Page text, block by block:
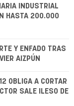
INDUSTRIAL
HASTA 200.000
Y ENFADO TRAS
AIZPÚN
OBLIGA A CORTAR
SALE ILESO DE